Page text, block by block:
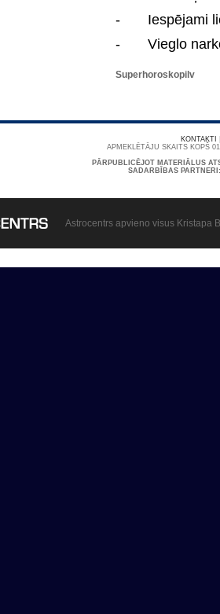
- Iespējami
- Vieglo
Superhoroskopilv
KONTAKTI
APMEKLĒTĀJU SKAITS KOPŠ
PĀRPUBLICĒJOT MATERIĀLUS
SADARBĪBAS
Astrocentrs apvieno visus Kristapa